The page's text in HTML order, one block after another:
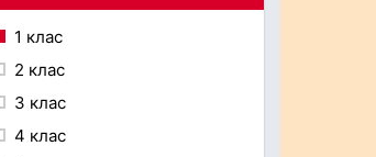
1 клас
2 клас
3 клас
4 клас